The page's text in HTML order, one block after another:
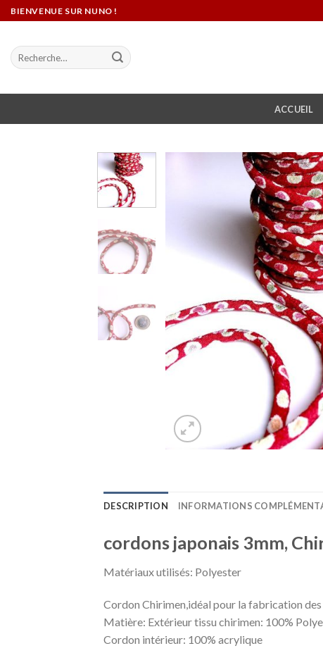
Skip
to
content
BIENVENUE SUR NUNO !
Recherche
pour :
ACCUEIL
DESCRIPTION INFORMATIONS
cordons japonais 3mm,
Matériaux utilisés: Polyester
Cordon Chirimen,idéal pour la fabrication des
Matière: Extérieur tissu chirimen: 100%
Cordon intérieur: 100% acrylique